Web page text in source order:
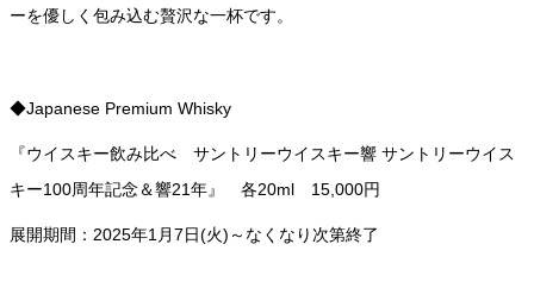
ーを優しく包み込む贅沢な一杯です。
◆Japanese Premium Whisky
『ウイスキー飲み比べ サントリーウイスキー響 サントリーウイス
キー100周年記念＆響21年』 各20ml 15,000円
展開期間：2025年1月7日(火)～なくなり次第終了